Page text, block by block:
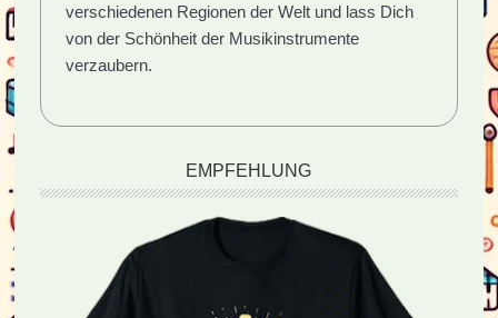
verschiedenen Regionen der Welt und lass Dich
von der Schönheit der Musikinstrumente
verzaubern.
EMPFEHLUNG